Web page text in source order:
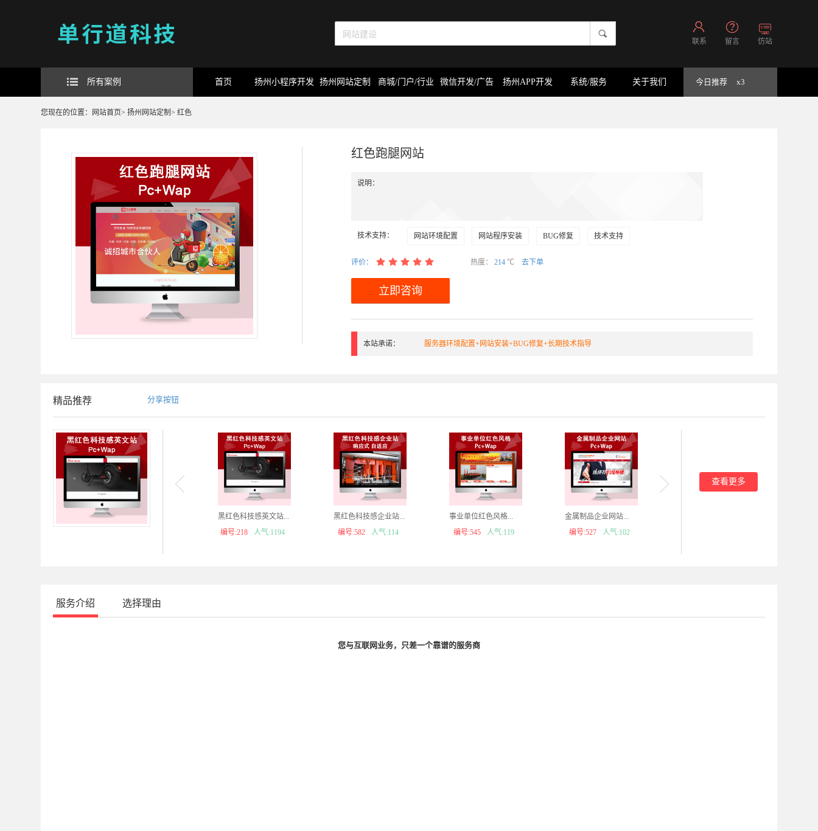
联系 留言 仿站
所有案例 首页 扬州小程序开发 扬州网站定制 商城/门户/行业 微信开发/广告 扬州APP开发 系统/服务 关于我们 今日推荐 x3
您现在的位置： 网站首页> 扬州网站定制 > 红色
分享按钮
红色跑腿网站
说明：
技术支持： 网站环境配置 网站程序安装 BUG修复 技术支持
评价： 热度： 214 ℃ 去下单
立即咨询
本站承诺： 服务器环境配置+网站安装+BUG修复+长期技术指导
精品推荐
黑红色科技感英文站...
编号:218
人气:1194
黑红色科技感企业站...
编号:582
人气:114
事业单位红色风格...
编号:545
人气:119
金属制品企业网站...
编号:527
人气:102
查看更多
服务介绍 选择理由
您与互联网业务，只差一个靠谱的服务商